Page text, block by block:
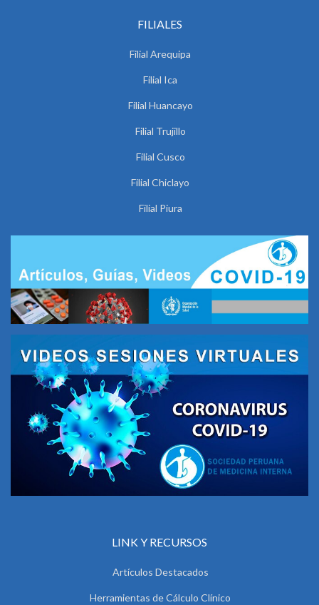
FILIALES
Filial Arequipa
Filial Ica
Filial Huancayo
Filial Trujillo
Filial Cusco
Filial Chiclayo
Filial Piura
LINK Y RECURSOS
Artículos Destacados
Herramientas de Cálculo Clínico